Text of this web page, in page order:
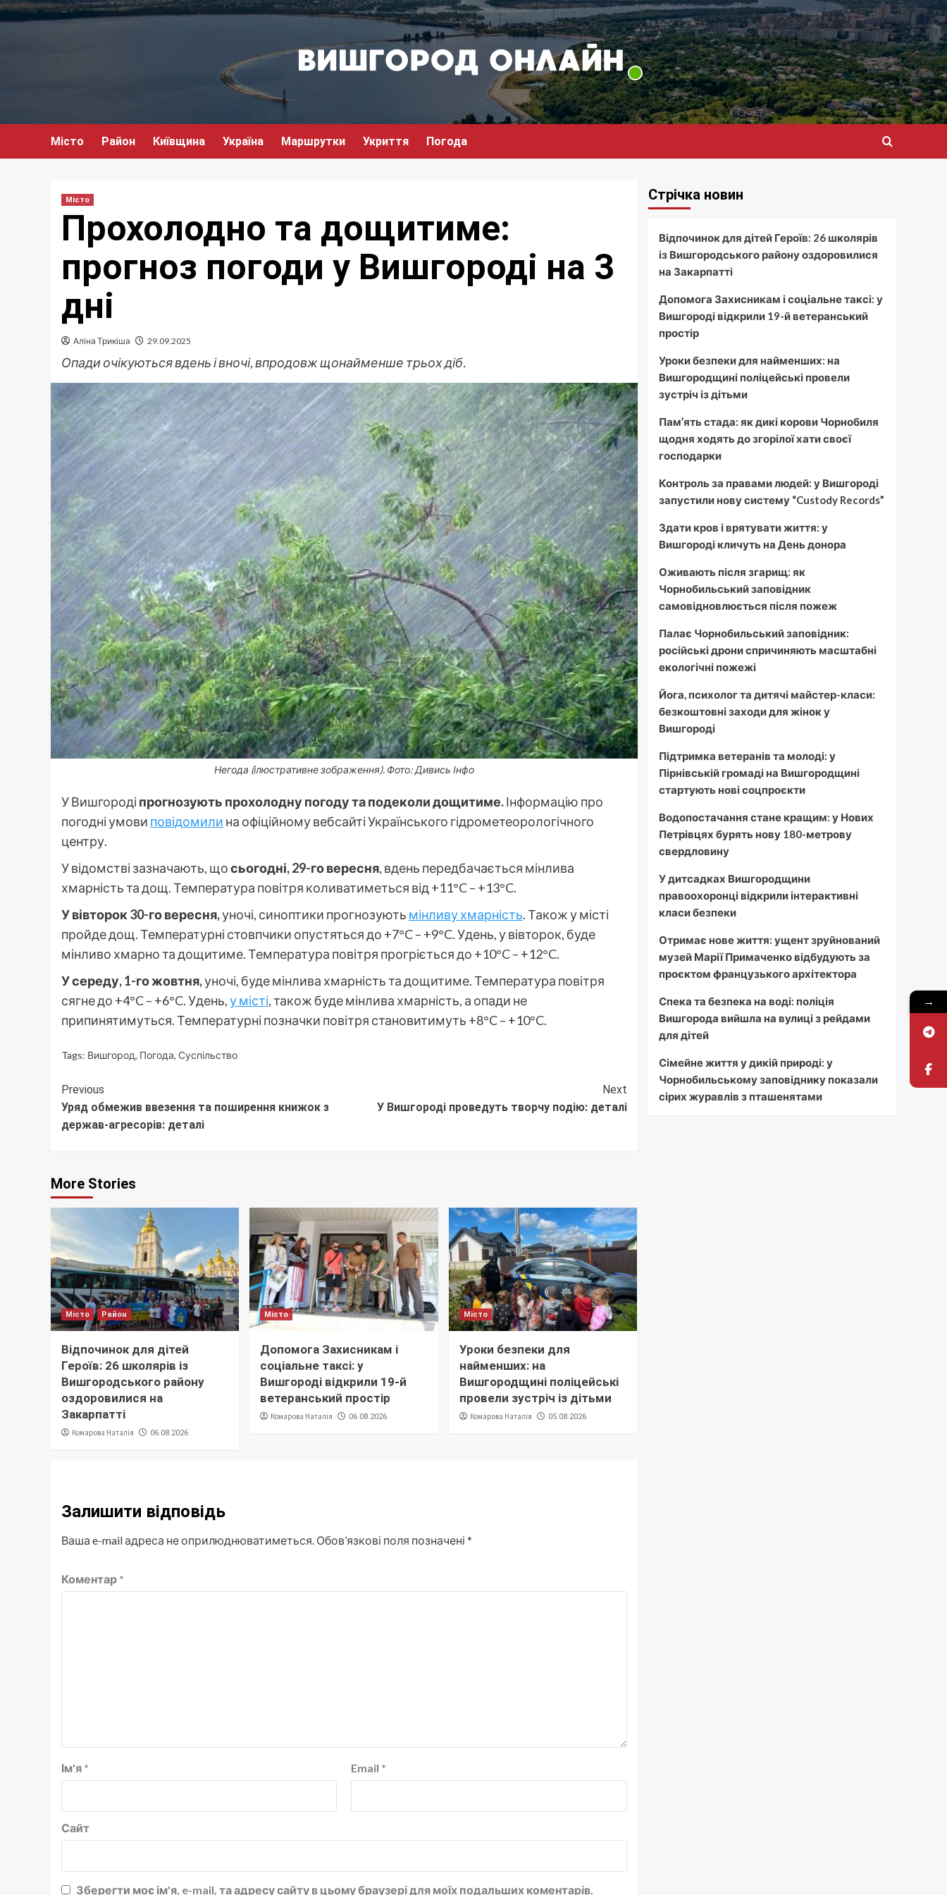
Перейти
до
Місто Район Київщина Україна Маршрутки Укриття Погода
Місто
Прохолодно та дощитиме:
прогноз погоди у Вишгороді на 3
дні
Аліна Трикіша 29.09.2025
Опади очікуються вдень і вночі, впродовж щонайменше трьох діб.
Негода (ілюстративне зображення). Фото: Дивись Інфо
У Вишгороді прогнозують прохолодну погоду та подеколи дощитиме.Інформацію про
погодні умови повідомили на офіційному вебсайті Українського гідрометеорологічного
центру.
У відомстві зазначають, щосьогодні, 29-го вересня, вдень передбачається мінлива
хмарність та дощ. Температура повітря коливатиметься від +11°C – +13°C.
У вівторок 30-го вересня,уночі, синоптики прогнозують мінливу хмарність. Також у місті
пройде дощ. Температурні стовпчики опустяться до +7°C – +9°C. Удень, у вівторок, буде
мінливо хмарно та дощитиме. Температура повітря прогріється до +10°C – +12°C.
У середу, 1-го жовтня,уночі, буде мінлива хмарність та дощитиме. Температура повітря
сягне до +4°C – +6°C. Удень,у місті, також буде мінлива хмарність, а опади не
припинятимуться. Температурні позначки повітря становитимуть +8°C – +10°C.
Tags: Вишгород, Погода, Суспільство
Continue
Reading
Previous
Уряд обмежив ввезення та поширення книжок з
держав-агресорів: деталі
Next
У Вишгороді проведуть творчу подію: деталі
More Stories
Місто Район
Відпочинок для дітей
Героїв: 26 школярів із
Вишгородського району
оздоровилися на
Закарпатті
Комарова Наталія 06.08.2026
Місто
Допомога Захисникам і
соціальне таксі: у
Вишгороді відкрили 19-й
ветеранський простір
Комарова Наталія 06.08.2026
Місто
Уроки безпеки для
найменших: на
Вишгородщині поліцейські
провели зустріч із дітьми
Комарова Наталія 05.08.2026
Залишити відповідь
Ваша e-mail адреса не оприлюднюватиметься. Обов’язкові поля позначені *
Коментар *
Ім'я * Email *
Сайт
Зберегти моє ім'я, e-mail, та адресу сайту в цьому браузері для моїх подальших коментарів.
Стрічка новин
Відпочинок для дітей Героїв: 26 школярів
із Вишгородського району оздоровилися
на Закарпатті
Допомога Захисникам і соціальне таксі: у
Вишгороді відкрили 19-й ветеранський
простір
Уроки безпеки для найменших: на
Вишгородщині поліцейські провели
зустріч із дітьми
Пам’ять стада: як дикі корови Чорнобиля
щодня ходять до згорілої хати своєї
господарки
Контроль за правами людей: у Вишгороді
запустили нову систему “Custody Records”
Здати кров і врятувати життя: у
Вишгороді кличуть на День донора
Оживають після згарищ: як
Чорнобильський заповідник
самовідновлюється після пожеж
Палає Чорнобильський заповідник:
російські дрони спричиняють масштабні
екологічні пожежі
Йога, психолог та дитячі майстер-класи:
безкоштовні заходи для жінок у
Вишгороді
Підтримка ветеранів та молоді: у
Пірнівській громаді на Вишгородщині
стартують нові соцпроєкти
Водопостачання стане кращим: у Нових
Петрівцях бурять нову 180-метрову
свердловину
У дитсадках Вишгородщини
правоохоронці відкрили інтерактивні
класи безпеки
Отримає нове життя: ущент зруйнований
музей Марії Примаченко відбудують за
проєктом французького архітектора
Спека та безпека на воді: поліція
Вишгорода вийшла на вулиці з рейдами
для дітей
Сімейне життя у дикій природі: у
Чорнобильському заповіднику показали
сірих журавлів з пташенятами
→